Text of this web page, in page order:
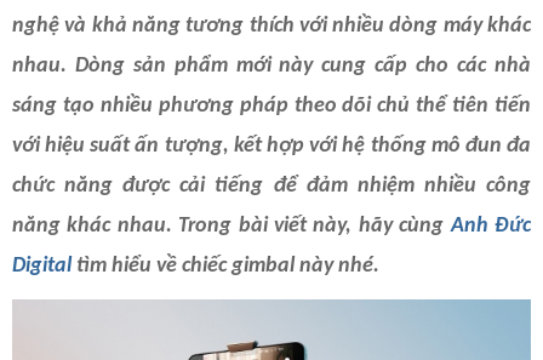
nghệ và khả năng tương thích với nhiều dòng máy khác
nhau. Dòng sản phẩm mới này cung cấp cho các nhà
sáng tạo nhiều phương pháp theo dõi chủ thể tiên tiến
với hiệu suất ấn tượng, kết hợp với hệ thống mô đun đa
chức năng được cải tiếng để đảm nhiệm nhiều công
năng khác nhau. Trong bài viết này, hãy cùngAnh Đức
Digital tìm hiểu về chiếc gimbal này nhé.